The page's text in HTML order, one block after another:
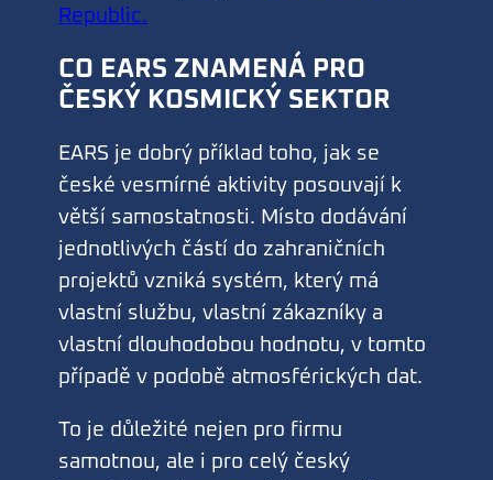
Republic.
CO EARS ZNAMENÁ PRO
ČESKÝ KOSMICKÝ SEKTOR
EARS je dobrý příklad toho, jak se
české vesmírné aktivity posouvají k
větší samostatnosti. Místo dodávání
jednotlivých částí do zahraničních
projektů vzniká systém, který má
vlastní službu, vlastní zákazníky a
vlastní dlouhodobou hodnotu, v tomto
případě v podobě atmosférických dat.
To je důležité nejen pro firmu
samotnou, ale i pro celý český